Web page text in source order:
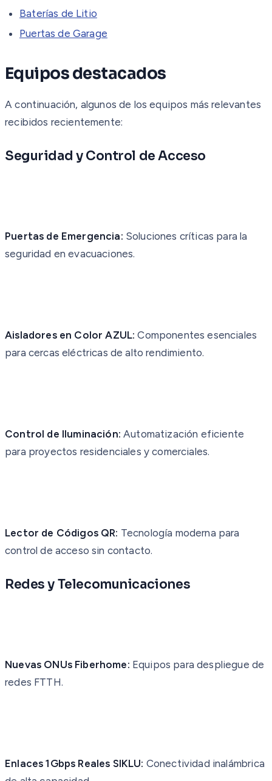
Baterías de Litio
Puertas de Garage
Equipos destacados
A continuación, algunos de los equipos más relevantes
recibidos recientemente:
Seguridad y Control de Acceso
Puertas de Emergencia: Soluciones críticas para la
seguridad en evacuaciones.
Aisladores en Color AZUL: Componentes esenciales
para cercas eléctricas de alto rendimiento.
Control de Iluminación: Automatización eficiente
para proyectos residenciales y comerciales.
Lector de Códigos QR: Tecnología moderna para
control de acceso sin contacto.
Redes y Telecomunicaciones
Nuevas ONUs Fiberhome: Equipos para despliegue de
redes FTTH.
Enlaces 1Gbps Reales SIKLU: Conectividad inalámbrica